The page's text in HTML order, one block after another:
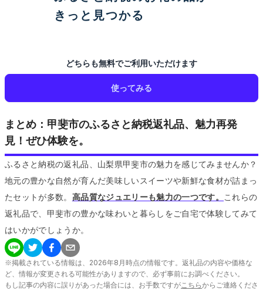
きっと見つかる
どちらも無料でご利用いただけます
使ってみる
まとめ：甲斐市のふるさと納税返礼品、魅力再発
見！ぜひ体験を。
ふるさと納税の返礼品、山梨県甲斐市の魅力を感じてみませんか？
地元の豊かな自然が育んだ美味しいスイーツや新鮮な食材が詰まっ
たセットが多数。 高品質なジュエリーも魅力の一つです。
これらの
返礼品で、甲斐市の豊かな味わいと暮らしをご自宅で体験してみて
はいかがでしょうか。
※掲載されている情報は、 2026年8 月時点の情報です。返礼品の内容や価格な
ど、情報が変更される可能性がありますので、必ず事前にお調べください。
もし記事の内容に誤りがあった場合には、お手数ですがこちらからご連絡くださ